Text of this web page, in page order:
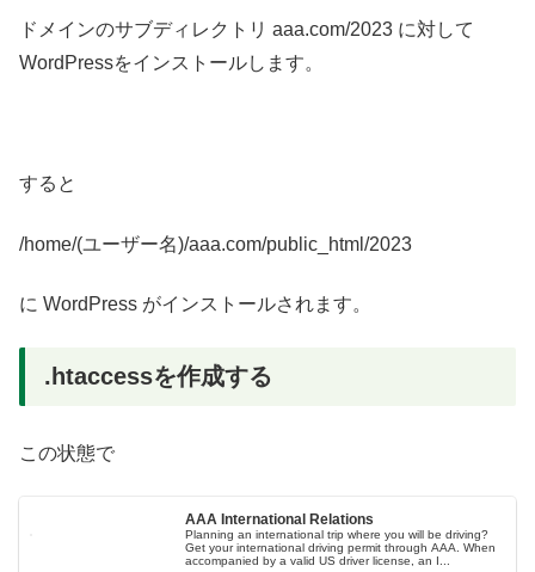
ドメインのサブディレクトリ aaa.com/2023 に対して
WordPressをインストールします。
すると
/home/(ユーザー名)/aaa.com/public_html/2023
に WordPress がインストールされます。
.htaccessを作成する
この状態で
AAA International Relations
Planning an international trip where you will be driving?
Get your international driving permit through AAA. When
accompanied by a valid US driver license, an I...